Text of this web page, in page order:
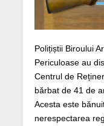
Polițiștii Biroului
Periculoase au
Centrul de
bărbat de 41 de
Acesta este
nerespectarea